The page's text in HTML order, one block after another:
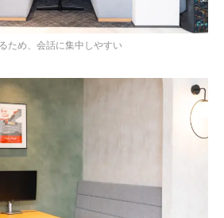
ため、会話に集中しやすい